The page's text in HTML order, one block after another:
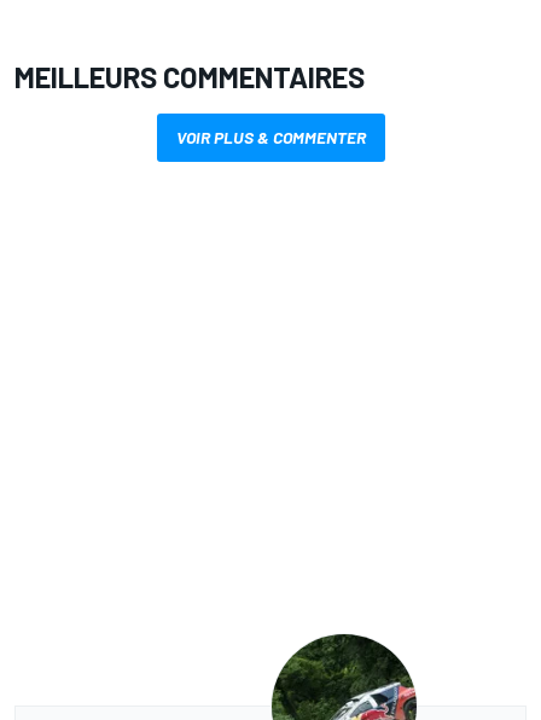
MEILLEURS COMMENTAIRES
VOIR PLUS & COMMENTER